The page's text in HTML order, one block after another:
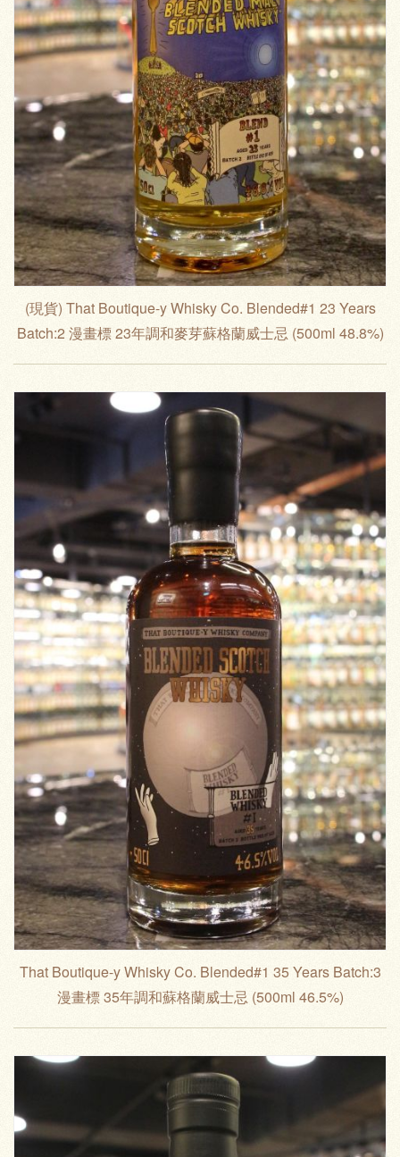
(現貨) That Boutique-y Whisky Co. Blended#1 23 Years
Batch:2 漫畫標 23年調和麥芽蘇格蘭威士忌 (500ml 48.8%)
That Boutique-y Whisky Co. Blended#1 35 Years Batch:3
漫畫標 35年調和蘇格蘭威士忌 (500ml 46.5%)